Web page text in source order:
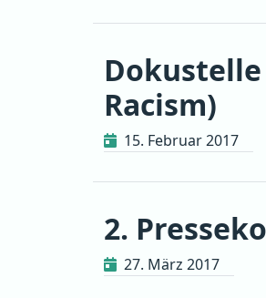
Racism)
15. Februar 2017
2.
27. März 2017